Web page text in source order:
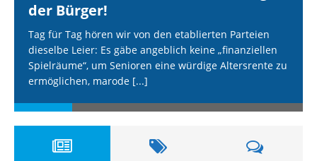
der Bürger!
Tag für Tag hören wir von den etablierten Parteien
dieselbe Leier: Es gäbe angeblich keine „finanziellen
Spielräume“, um Senioren eine würdige Altersrente zu
ermöglichen, marode [...]